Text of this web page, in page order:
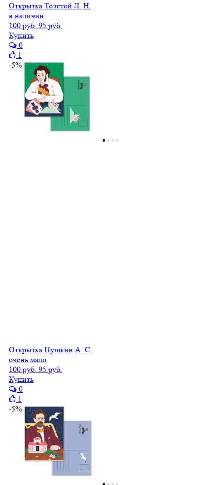
Открытка Толстой Л. Н.
в наличии
100 руб. 95 руб.
Купить
0
1
-5%
Открытка Пушкин А. С.
очень мало
100 руб. 95 руб.
Купить
0
1
-5%